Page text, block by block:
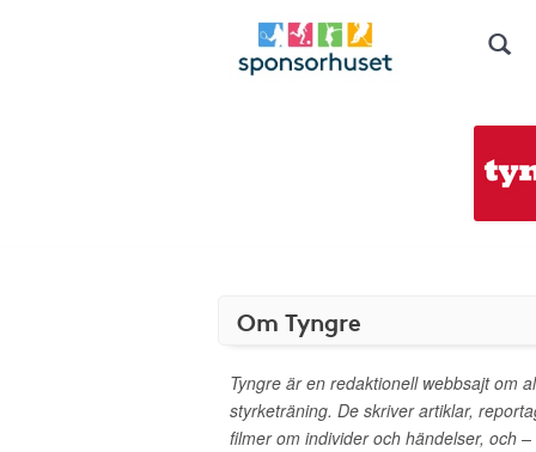
Om Tyngre
Tyngre är en redaktionell webbsajt om
styrketräning. De skriver artiklar,
filmer om individer och händelser, och